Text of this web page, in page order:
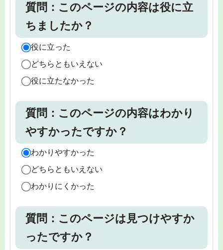
質問：このページの内容は役に立
ちましたか？
役に立った
どちらともいえない
役に立たなかった
質問：このページの内容はわかり
やすかったですか？
わかりやすかった
どちらともいえない
わかりにくかった
質問：このページは見つけやすか
ったですか？